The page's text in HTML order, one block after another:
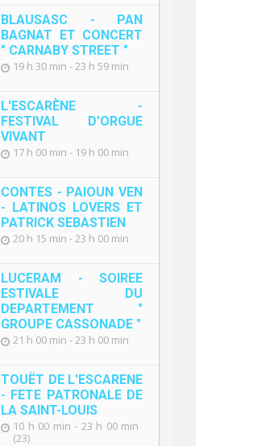
BLAUSASC - PAN
BAGNAT ET CONCERT
" CARNABY STREET "
19 h 30 min - 23 h 59 min
L'ESCARÈNE -
FESTIVAL D'ORGUE
VIVANT
17 h 00 min - 19 h 00 min
CONTES - PAIOUN VEN
- LATINOS LOVERS ET
PATRICK SEBASTIEN
20 h 15 min - 23 h 00 min
LUCERAM - SOIREE
ESTIVALE DU
DEPARTEMENT "
GROUPE CASSONADE "
21 h 00 min - 23 h 00 min
TOUËT DE L'ESCARENE
- FETE PATRONALE DE
LA SAINT-LOUIS
10 h 00 min - 23 h 00 min
(23)